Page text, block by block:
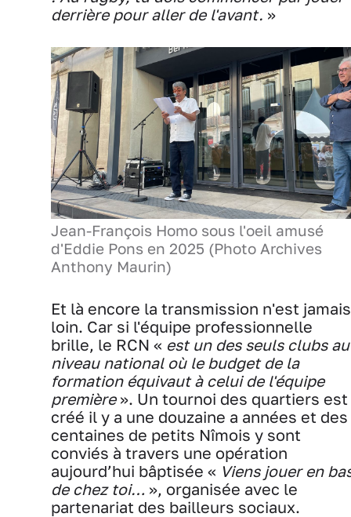
derrière pour aller de l'avant. »
Jean-François Homo sous l'oeil amusé
d'Eddie Pons en 2025 (Photo Archives
Anthony Maurin)
Et là encore la transmission n'est jamais
loin. Car si l'équipe professionnelle
brille, le RCN « est un des seuls clubs au
niveau national où le budget de la
formation équivaut à celui de l'équipe
première». Un tournoi des quartiers est
créé il y a une douzaine a années et des
centaines de petits Nîmois y sont
conviés à travers une opération
aujourd’hui bâptisée « Viens jouer en
de chez toi… », organisée avec le
partenariat des bailleurs sociaux.